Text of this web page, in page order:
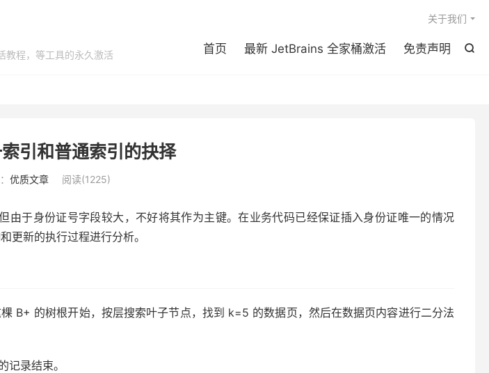
教程，等工具的永久激活

首页 最新 JetBrains 全家桶激活 免责声明
关于我们
引和普通索引的抉择
优质文章 阅读(1225)
于身份证号字段较大，不好将其作为主键。在业务代码已经保证插入身份证唯一的情况
更新的执行过程进行分析。
B+ 的树根开始，按层搜索叶子节点，找到 k=5 的数据页，然后在数据页内容进行二分法
录结束。